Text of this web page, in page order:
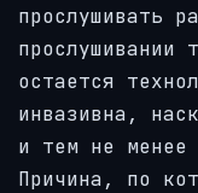
прослушивать
прослушивании
остается
инвазивна,
и тем не менее
Причина, по